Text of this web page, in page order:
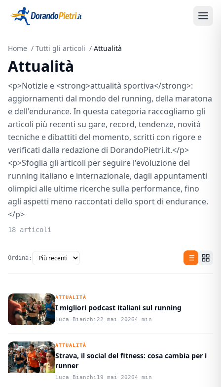
Home / Tutti gli articoli / Attualità
Attualità
<p>Notizie e <strong>attualità sportiva</strong>:
aggiornamenti dal mondo del running, della maratona
e dell'endurance. In questa categoria raccogliamo gli
articoli più recenti su gare, record, tendenze, novità
tecniche e dibattiti del momento, scritti con rigore e
verificati dalla redazione di DorandoPietri.it.</p>
<p>Sfoglia gli articoli per seguire l'evoluzione del
running italiano e internazionale, dagli appuntamenti
olimpici alle ultime ricerche sulla performance, fino
agli aspetti meno raccontati dello sport di endurance.
</p>
18 articoli
Ordina:
ATTUALITÀ
I migliori podcast italiani sul running
Luca Bianchi22 mai 20264 min
ATTUALITÀ
Strava, il social del fitness: cosa cambia per i
runner
Luca Bianchi19 mai 20264 min